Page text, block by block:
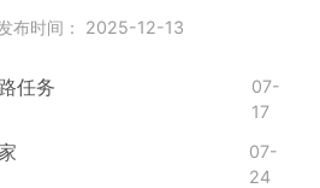
布时间： 2025-12-13
任务
07-
17
07-
24